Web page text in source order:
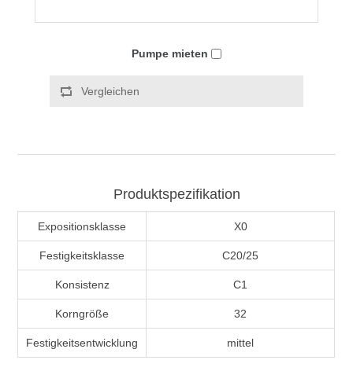
Pumpe mieten
Vergleichen
Produktspezifikation
Expositionsklasse X0
Festigkeitsklasse C20/25
Konsistenz C1
Korngröße 32
Festigkeitsentwicklung mittel